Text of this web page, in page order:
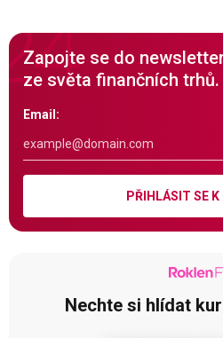
Zapojte se do
ze světa finančních trhů.
Email:
PŘIHLÁSIT SE K
Nechte si hlídat